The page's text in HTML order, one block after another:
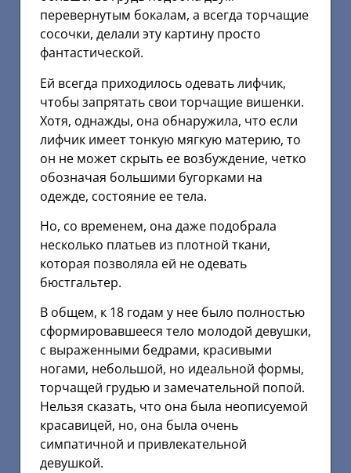
перевернутым бокалам, а всегда торчащие
сосочки, делали эту картину просто
фантастической.
Ей всегда приходилось одевать лифчик,
чтобы запрятать свои торчащие вишенки.
Хотя, однажды, она обнаружила, что если
лифчик имеет тонкую мягкую материю, то
он не может скрыть ее возбуждение, четко
обозначая большими бугорками на
одежде, состояние ее тела.
Но, со временем, она даже подобрала
несколько платьев из плотной ткани,
которая позволяла ей не одевать
бюстгальтер.
В общем, к 18 годам у нее было полностью
сформировавшееся тело молодой девушки,
с выраженными бедрами, красивыми
ногами, небольшой, но идеальной формы,
торчащей грудью и замечательной попой.
Нельзя сказать, что она была неописуемой
красавицей, но, она была очень
симпатичной и привлекательной
девушкой.